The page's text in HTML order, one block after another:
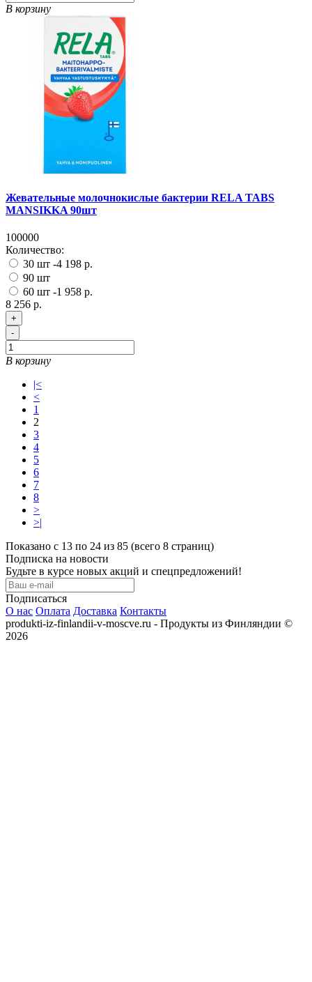
В корзину
Жевательные молочнокислые бактерии RELA TABS
MANSIKKA 90шт
100000
Количество:
30 шт -4 198 р.
90 шт
60 шт -1 958 р.
8 256 р.
+
-
В корзину
|<
<
1
2
3
4
5
6
7
8
>
>|
Показано с 13 по 24 из 85 (всего 8 страниц)
Подписка на новости
Будьте в курсе новых акций и спецпредложений!
Подписаться
О нас Оплата Доставка Контакты
produkti-iz-finlandii-v-moscve.ru - Продукты из Финляндии ©
2026